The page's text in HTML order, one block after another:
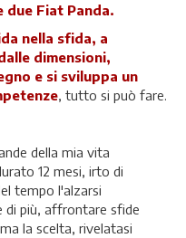
due Fiat Panda.
nella sfida, a
dimensioni,
e si sviluppa un
, tutto si può fare.
della mia vita
12 mesi, irto di
tempo l'alzarsi
di più, affrontare sfide
la scelta, rivelatasi